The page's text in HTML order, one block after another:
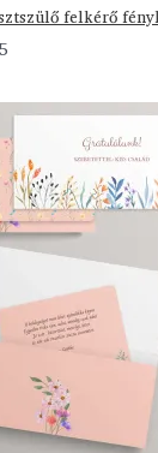
felkérő